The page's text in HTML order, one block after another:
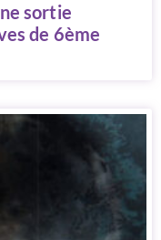
sortie
de 6ème